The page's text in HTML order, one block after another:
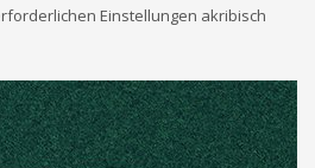
Einstellungen akribisch